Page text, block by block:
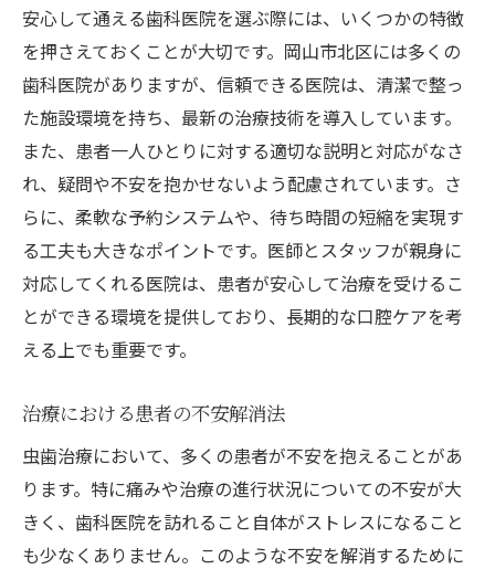
安心して通える歯科医院を選ぶ際には、いくつかの特徴
を押さえておくことが大切です。岡山市北区には多くの
歯科医院がありますが、信頼できる医院は、清潔で整っ
た施設環境を持ち、最新の治療技術を導入しています。
また、患者一人ひとりに対する適切な説明と対応がなさ
れ、疑問や不安を抱かせないよう配慮されています。さ
らに、柔軟な予約システムや、待ち時間の短縮を実現す
る工夫も大きなポイントです。医師とスタッフが親身に
対応してくれる医院は、患者が安心して治療を受けるこ
とができる環境を提供しており、長期的な口腔ケアを考
える上でも重要です。
治療における患者の不安解消法
虫歯治療において、多くの患者が不安を抱えることがあ
ります。特に痛みや治療の進行状況についての不安が大
きく、歯科医院を訪れること自体がストレスになること
も少なくありません。このような不安を解消するために